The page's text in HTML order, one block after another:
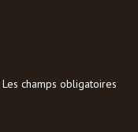
Les champs obligatoires